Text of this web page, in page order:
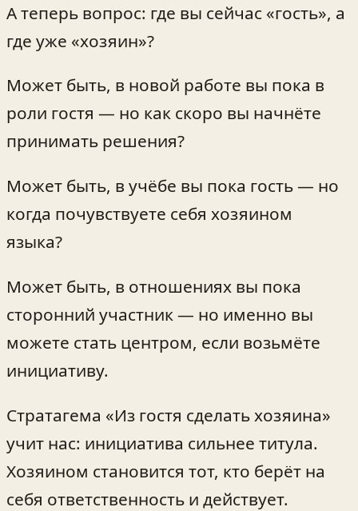
А теперь вопрос: где вы сейчас «гость», а
где уже «хозяин»?
Может быть, в новой работе вы пока в
роли гостя — но как скоро вы начнёте
принимать решения?
Может быть, в учёбе вы пока гость — но
когда почувствуете себя хозяином
языка?
Может быть, в отношениях вы пока
сторонний участник — но именно вы
можете стать центром, если возьмёте
инициативу.
Стратагема «Из гостя сделать хозяина»
учит нас: инициатива сильнее титула.
Хозяином становится тот, кто берёт на
себя ответственность и действует.